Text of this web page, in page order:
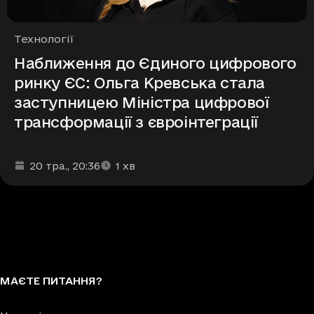
Рубрики
Технології
Наближення до Єдиного цифрового
ринку ЄС: Ольга Кревська стала
заступницею Міністра цифрової
трансформації з євроінтеграції
Дата та час публікації
20 тра., 20:36
Час читання: 1 хв
МАЄТЕ ПИТАННЯ?